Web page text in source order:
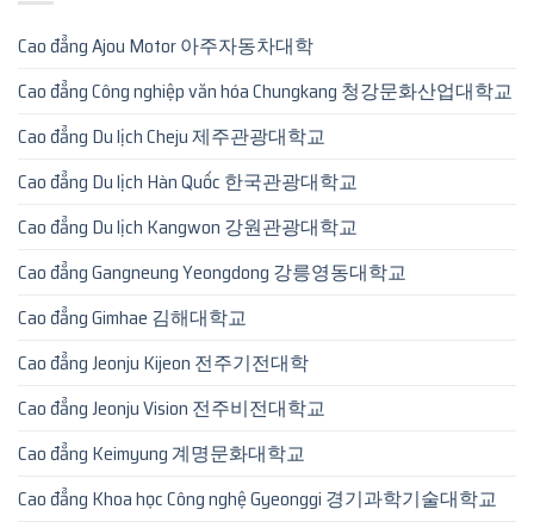
Cao đẳng Ajou Motor 아주자동차대학
Cao đẳng Công nghiệp văn hóa Chungkang 청강문화산업대학교
Cao đẳng Du lịch Cheju 제주관광대학교
Cao đẳng Du lịch Hàn Quốc 한국관광대학교
Cao đẳng Du lịch Kangwon 강원관광대학교
Cao đẳng Gangneung Yeongdong 강릉영동대학교
Cao đẳng Gimhae 김해대학교
Cao đẳng Jeonju Kijeon 전주기전대학
Cao đẳng Jeonju Vision 전주비전대학교
Cao đẳng Keimyung 계명문화대학교
Cao đẳng Khoa học Công nghệ Gyeonggi 경기과학기술대학교